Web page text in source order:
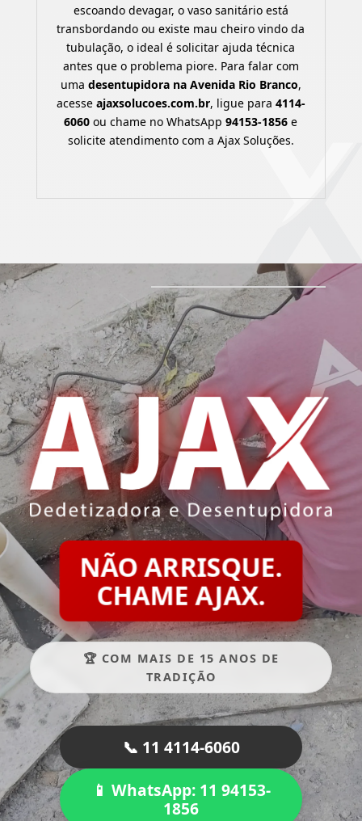
escoando devagar, o vaso sanitário está
transbordando ou existe mau cheiro vindo da
tubulação, o ideal é solicitar ajuda técnica
antes que o problema piore. Para falar com
uma desentupidora na Avenida Rio Branco,
acesse ajaxsolucoes.com.br, ligue para 4114-
6060 ou chame no WhatsApp94153-1856 e
solicite atendimento com a Ajax Soluções.
NÃO ARRISQUE.
CHAME AJAX.
🏆 COM MAIS DE 15 ANOS DE
TRADIÇÃO
📞 11 4114-6060
📱 WhatsApp: 11 94153-
1856